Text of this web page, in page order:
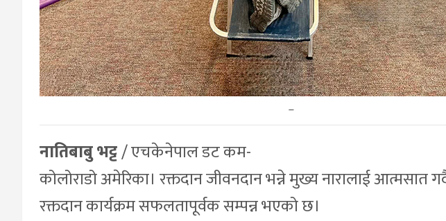
–
नातिबाबु भट्ट/ एचकेनेपाल डट कम-
कोलोराडो अमेरिका। रक्तदान जीवनदान भन्ने मुख्य नारालाई आत्मसात
रक्तदान कार्यक्रम सफलतापूर्वक सम्पन्न भएको छ।